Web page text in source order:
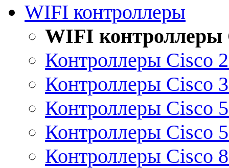
WIFI контроллеры
WIFI контроллеры
Контроллеры Cisco
Контроллеры Cisco
Контроллеры Cisco
Контроллеры Cisco
Контроллеры Cisco